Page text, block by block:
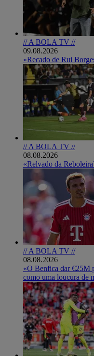
// A BOLA TV //
09.08.2026
«Recado de Rui
// A BOLA TV //
08.08.2026
«Relvado da
// A BOLA TV //
08.08.2026
«O Benfica dar €25M
como uma loucura de